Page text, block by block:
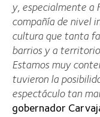
y, especialmente a
compañía de nivel
cultura que tanta
barrios y a
Estamos muy
tuvieron la
espectáculo tan
gobernador